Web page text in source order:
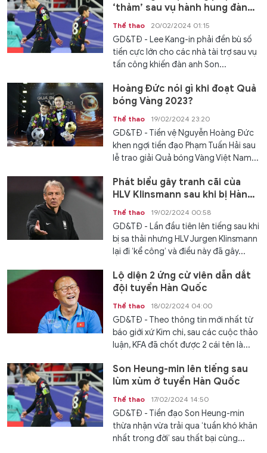
‘thảm’ sau vụ hành hung đàn
anh Son Heung-min
Thể thao 20/02/2024 01:15
GD&TĐ - Lee Kang-in phải đền bù số
tiền cực lớn cho các nhà tài trợ sau vụ
tấn công khiến đàn anh Son...
Hoàng Đức nói gì khi đoạt Quả
bóng Vàng 2023?
Thể thao 19/02/2024 23:20
GD&TĐ - Tiền vệ Nguyễn Hoàng Đức
khen ngợi tiền đạo Phạm Tuấn Hải sau
lễ trao giải Quả bóng Vàng Việt Nam...
Phát biểu gây tranh cãi của
HLV Klinsmann sau khi bị Hàn
Quốc sa thải
Thể thao 19/02/2024 00:58
GD&TĐ - Lần đầu tiên lên tiếng sau khi
bị sa thải nhưng HLV Jurgen Klinsmann
lại đi ‘kể công’ và điều này đã gây...
Lộ diện 2 ứng cử viên dẫn dắt
đội tuyển Hàn Quốc
Thể thao 18/02/2024 04:00
GD&TĐ - Theo thông tin mới nhất từ
báo giới xứ Kim chi, sau các cuộc thảo
luận, KFA đã chốt được 2 cái tên là...
Son Heung-min lên tiếng sau
lùm xùm ở tuyển Hàn Quốc
Thể thao 17/02/2024 14:50
GD&TĐ - Tiền đạo Son Heung-min
thừa nhận vừa trải qua ‘tuần khó khăn
nhất trong đời’ sau thất bại cùng...